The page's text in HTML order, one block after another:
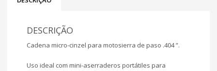
DESCRIÇÃO
Cadena micro-cinzel para motosierra de paso .404 ”.
Uso ideal com mini-aserraderos portátiles para